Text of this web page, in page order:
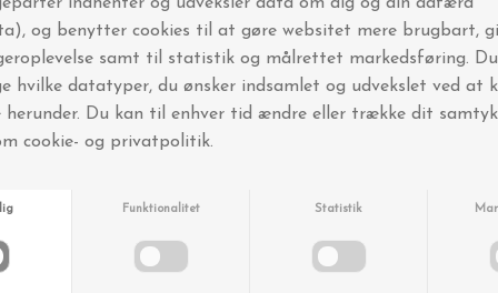
Andre købte også